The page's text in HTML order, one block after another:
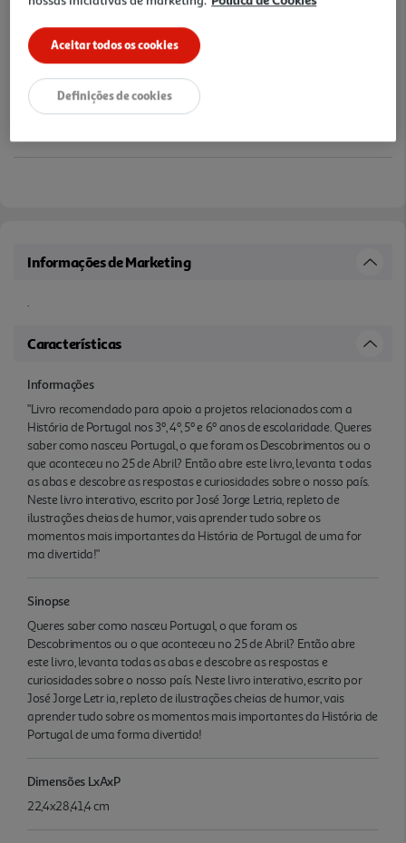
Informações de Marketing
.
Características
Informações
"Livro recomendado para apoio a projetos relacionados com a
História de Portugal nos 3º, 4º, 5º e 6º anos de escolaridade. Queres
saber como nasceu Portugal, o que foram os Descobrimentos ou o
que aconteceu no 25 de Abril? Então abre este livro, levanta t odas
as abas e descobre as respostas e curiosidades sobre o nosso país.
Neste livro interativo, escrito por José Jorge Letria, repleto de
ilustrações cheias de humor, vais aprender tudo sobre os
momentos mais importantes da História de Portugal de uma for
ma divertida!"
Sinopse
Queres saber como nasceu Portugal, o que foram os
Descobrimentos ou o que aconteceu no 25 de Abril? Então abre
este livro, levanta todas as abas e descobre as respostas e
curiosidades sobre o nosso país. Neste livro interativo, escrito por
José Jorge Letr ia, repleto de ilustrações cheias de humor, vais
aprender tudo sobre os momentos mais importantes da História de
Portugal de uma forma divertida!
Dimensões LxAxP
22,4x28,41,4 cm
Aceitar todos os cookies
Definições de cookies